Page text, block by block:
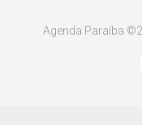
Agenda Paraíba